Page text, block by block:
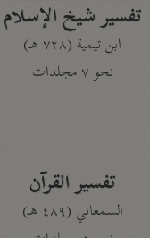
تفسير شيخ الإسلام
ابن تيمية (٧٢٨ هـ)
نحو ٧ مجلدات
تفسير القرآن
السمعاني (٤٨٩ هـ)